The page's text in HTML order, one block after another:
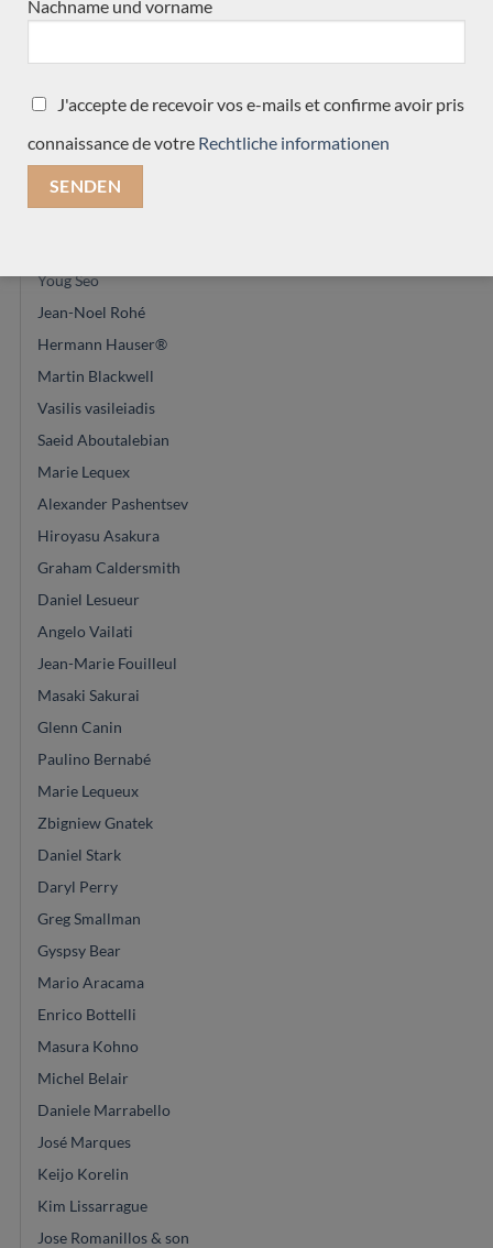
Dieter Müller
David Pelter
Felix Muller
Paula Lazzarini
Youg Seo
Jean-Noel Rohé
Hermann Hauser®
Martin Blackwell
Vasilis vasileiadis
Saeid Aboutalebian
Marie Lequex
Alexander Pashentsev
Hiroyasu Asakura
Graham Caldersmith
Daniel Lesueur
Angelo Vailati
Jean-Marie Fouilleul
Masaki Sakurai
Glenn Canin
Paulino Bernabé
Marie Lequeux
Zbigniew Gnatek
Daniel Stark
Daryl Perry
Greg Smallman
Gyspsy Bear
Mario Aracama
Enrico Bottelli
Masura Kohno
Michel Belair
Daniele Marrabello
José Marques
Keijo Korelin
Kim Lissarrague
Jose Romanillos & son
Nachname und vorname
J'accepte de recevoir vos e-mails et confirme avoir pris
connaissance de votre Rechtliche informationen